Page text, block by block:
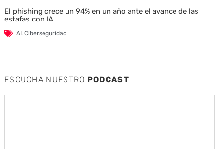
El phishing crece un 94% en un año ante el avance de las
estafas con IA
AI, Ciberseguridad
ESCUCHA NUESTRO PODCAST